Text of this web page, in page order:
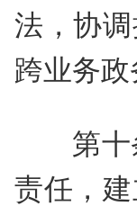
法，协
跨业务
第
责任，